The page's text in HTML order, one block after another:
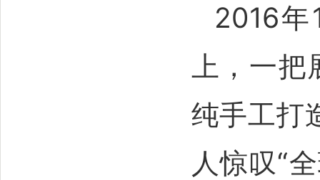
2016
上，一
纯手工打
人惊叹“